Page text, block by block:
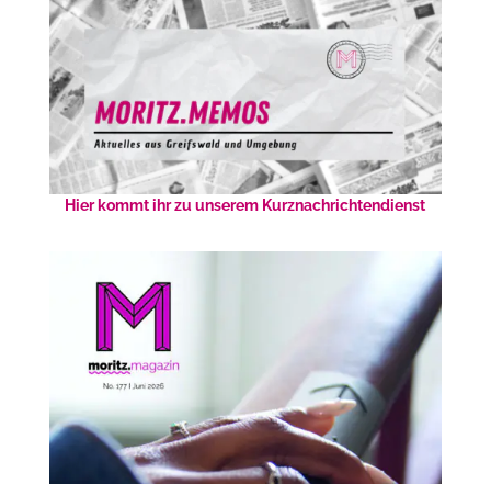
Hier kommt ihr zu unserem Kurznachrichtendienst